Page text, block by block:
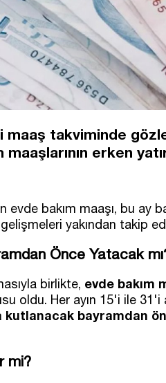
maaş takviminde
erken
evde bakım maaşı, bu ay
yakından takip
Önce Yatacak
birlikte, evde bakım
oldu. Her ayın 15'i ile 31'i
bayramdan
mi?